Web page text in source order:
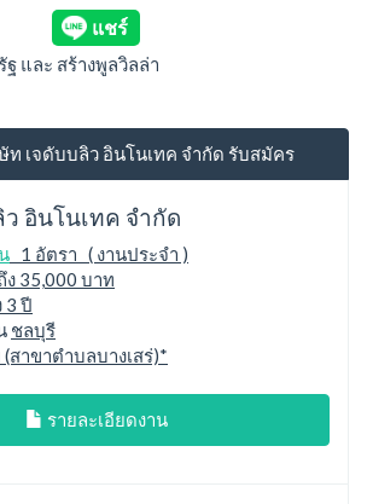
และ สร้างพูลวิลล่า
ท เจดับบลิว อินโนเทค จำกัด รับสมัคร
อินโนเทค จำกัด
1 อัตรา ( งานประจำ )
ง 35,000 บาท
3 ปี
ชลบุรี
สาขาตำบลบางเสร่)*
รายละเอียดงาน